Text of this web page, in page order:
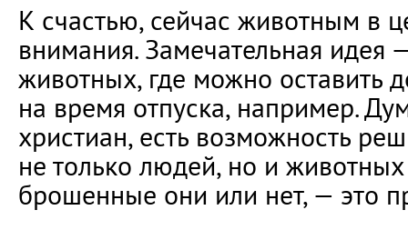
К счастью, сейчас животным в
внимания. Замечательная идея
животных, где можно оставить
на время отпуска, например.
христиан, есть возможность
не только людей, но и
брошенные они или нет, — это